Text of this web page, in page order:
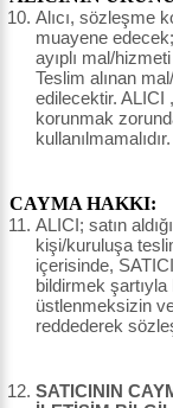
Alıcı, sözleşme
muayene edecek;
ayıplı mal/
Teslim alınan
edilecektir. ALICI
korunmak
CAYMA HAKKI:
ALICI; satın
kişi/kuruluşa
içerisinde,
bildirmek
üstlenmeksizin
reddederek
SATICININ